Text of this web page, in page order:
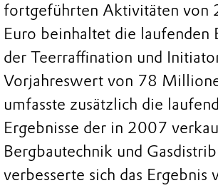
fortgeführten Aktivitäten von
Euro beinhaltet die laufenden
der Teerraffination und
Vorjahreswert von 78
umfasste zusätzlich die
Ergebnisse der in 2007
Bergbautechnik und
verbesserte sich das Ergebnis